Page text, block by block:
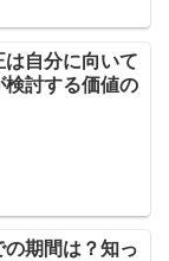
自分に向いて
検討する価値の
期間は？知っ